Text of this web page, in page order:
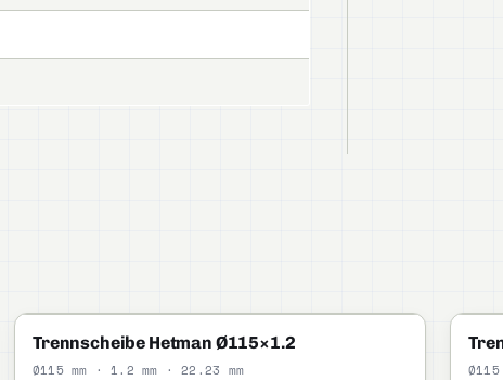
STANDARD
Trennscheibe Hetman Ø115×1.2
Ø115 mm · 1.2 mm · 22.23 mm